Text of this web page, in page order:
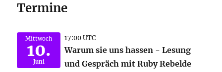
Termine
Mittwoch
10.
Juni
17:00 UTC
Warum sie uns hassen - Lesung
und Gespräch mit Ruby Rebelde